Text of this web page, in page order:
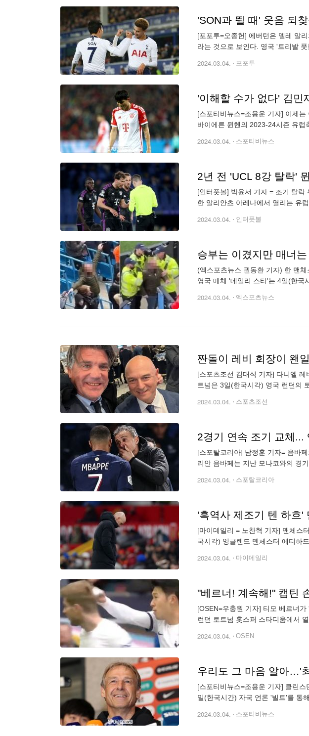
[포포투=오종헌] 에버턴은 델레 알
라는 것으로 보인다. 영국 '트리발
2024.03.04. 포포투
'이해할 수가 없다' 김
[스포티비뉴스=조용운 기자] 이제
바이에른 뮌헨의 2023-24시즌 유럽
2024.03.04. 스포티비뉴스
2년 전 'UCL 8강 탈락'
[인터풋볼] 박윤서 기자 = 조기 탈
한 알리안츠 아레나에서 열리는 유
2024.03.04. 인터풋볼
승부는 이겼지만 매너
(엑스포츠뉴스 권동환 기자) 한 맨
영국 매체 '데일리 스타'는 4일(한국
2024.03.04. 엑스포츠뉴스
짠돌이 레비 회장이 왠
[스포츠조선 김대식 기자] 다니엘
트넘은 3일(한국시각) 영국 런던의
2024.03.04. 스포츠조선
2경기 연속 조기 교체
[스포탈코리아] 남정훈 기자= 음바
리안 음바페는 지난 모나코와의 경
2024.03.04. 스포탈코리아
[마이데일리 = 노찬혁 기자] 맨체스
국시각) 잉글랜드 맨체스터 에티하
2024.03.04. 마이데일리
"베르너! 계속해!" 캡틴
[OSEN=우충원 기자] 티모 베르너
런던 토트넘 홋스퍼 스타디움에서
2024.03.04. OSEN
우리도 그 마음 알아…'
[스포티비뉴스=조용운 기자] 클린
일(한국시간) 자국 언론 '빌트'를 통
2024.03.04. 스포티비뉴스